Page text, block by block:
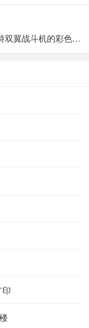
下一篇：1904年——第一次世界大战的尼厄波特双翼战斗机的彩色照片